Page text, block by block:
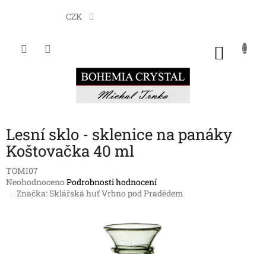
CZK
Lesní sklo - sklenice na panáky
Koštovačka 40 ml
TOMI07
Průměrné
hodnocení
Neohodnoceno Podrobnosti hodnocení
Značka:Sklářská huť Vrbno pod Pradědem